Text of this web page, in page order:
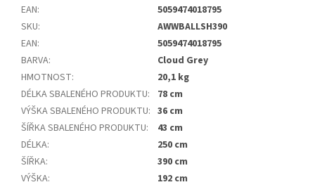
EAN:
5059474018795
SKU:
AWWBALLSH390
EAN:
5059474018795
BARVA:
Cloud Grey
HMOTNOST:
20,1 kg
DÉLKA SBALENÉHO PRODUKTU:
78 cm
VÝŠKA SBALENÉHO PRODUKTU: 36 cm
ŠÍŘKA SBALENÉHO PRODUKTU:
43 cm
DÉLKA:
250 cm
ŠÍŘKA:
390 cm
VÝŠKA:
192 cm